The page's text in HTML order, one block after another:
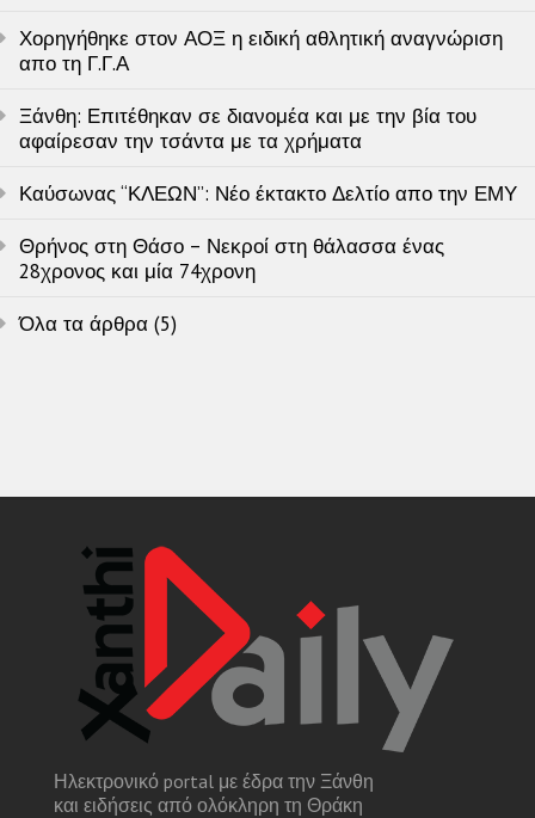
Χορηγήθηκε στον ΑΟΞ η ειδική αθλητική αναγνώριση
απο τη Γ.Γ.Α
Ξάνθη: Επιτέθηκαν σε διανομέα και με την βία του
αφαίρεσαν την τσάντα με τα χρήματα
Καύσωνας “ΚΛΕΩΝ”: Νέο έκτακτο Δελτίο απο την ΕΜΥ
Θρήνος στη Θάσο – Νεκροί στη θάλασσα ένας
28χρονος και μία 74χρονη
Όλα τα άρθρα (5)
Ηλεκτρονικό portal με έδρα την Ξάνθη
και ειδήσεις από ολόκληρη τη Θράκη